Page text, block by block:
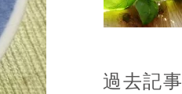
過去記事